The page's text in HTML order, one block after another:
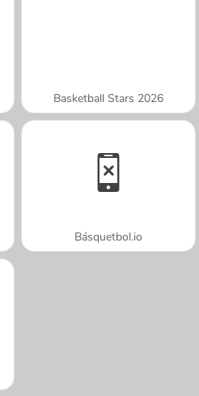
Basketball Stars 2026
Básquetbol.io